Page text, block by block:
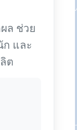
ล ช่วย
และ
ต